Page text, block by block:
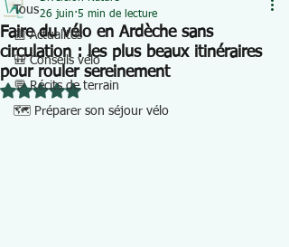
Tous
📰 Actualités
🎒 Conseils vélo
💬 Récits de terrain
🗺️ Préparer son séjour vélo
Faire du vélo en Ardèche sans
circulation : les plus beaux itinéraires
pour rouler sereinement
26 juin 5 min de lecture
Noté NaN étoiles sur 5.